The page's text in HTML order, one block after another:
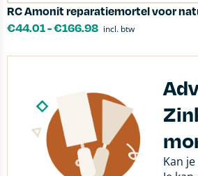
RC Amonit reparatiemortel voor
€44.01-€166.98 incl. btw
Kan